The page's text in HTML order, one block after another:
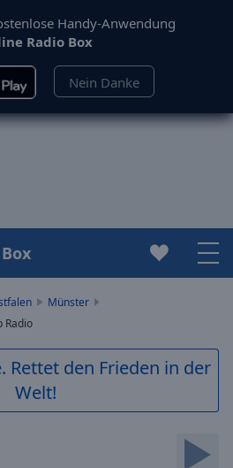
Handy-Anwendung
Radio Box
Nein Danke
Münster
Radio
Rettet den Frieden in der
Welt!